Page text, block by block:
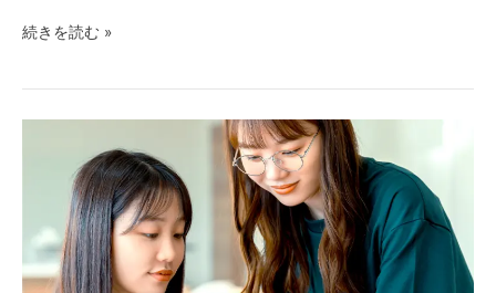
続きを読む »
ー